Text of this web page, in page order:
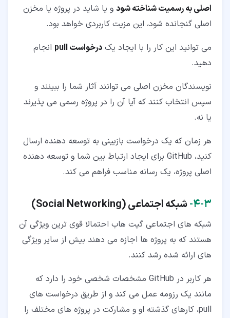
اصلی به رسمیت شناخته شود و یا شاید در پروژه یا مخزن
اصلی گنجانده شود، این مزیت کاربردی خواهد بود.
می توانید این کار را با ایجاد یک درخواست pull
انجام
دهید.
نویسندگان مخزن اصلی می توانند آثار شما را ببینند و
سپس انتخاب کنند که آیا آن را در پروژه رسمی می پذیرند
یا نه.
هر زمان که یک درخواست بازبینی به توسعه دهنده ارسال
کنید، GitHub برای ایجاد ارتباط بین شما و توسعه دهنده
اصلی پروژه، یک رسانه مناسب فراهم می کند.
۳‏-‏۴‏- شبکه اجتماعی (Social Networking
)
شبکه های اجتماعی گیت هاب احتمالا قوی ترین ویژگی آن
هستند که به پروژه ها اجازه می دهند بیش از سایر ویژگی
های ارائه شده رشد کنند.
هر کاربر در GitHub مشخصات شخصی خود را دارد که
مانند یک رزومه عمل می کند و از طریق درخواست های
pull، کارهای گذشته او و مشارکت در پروژه های مختلف را